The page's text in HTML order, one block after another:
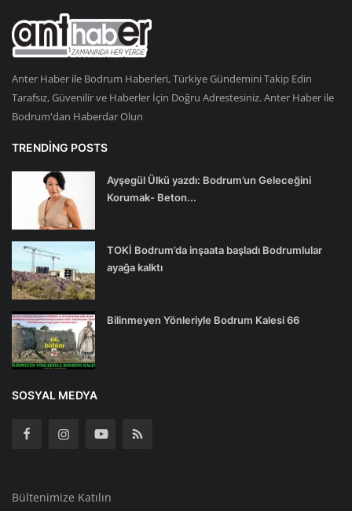
Anter Haber ile Bodrum Haberleri, Türkiye Gündemini Takip Edin
Tarafsız, Güvenilir ve Haberler İçin Doğru Adrestesiniz. Anter Haber ile
Bodrum'dan Haberdar Olun
TRENDING POSTS
Ayşegül Ülkü yazdı: Bodrum’un Geleceğini
Korumak- Beton...
TOKİ Bodrum’da inşaata başladı Bodrumlular
ayağa kalktı
Bilinmeyen Yönleriyle Bodrum Kalesi 66
SOSYAL MEDYA
Bültenimize Katılın